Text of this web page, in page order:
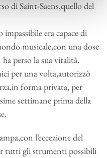
di Saint-Saens,quello del
era capace di
musicale,con una dose
perso la sua vitalità.
per una volta,autorizzò
forma privata, per
settimane prima della
l’eccezione del
tutti gli strumenti possibili